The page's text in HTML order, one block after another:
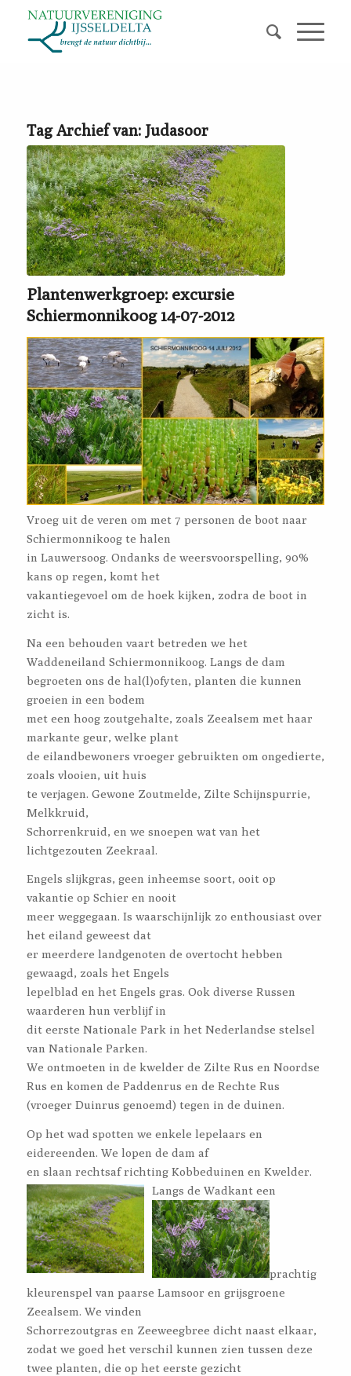
Tag Archief van: Judasoor
Plantenwerkgroep: excursie
Schiermonnikoog 14-07-2012
Vroeg uit de veren om met 7 personen de boot naar
Schiermonnikoog te halen
in Lauwersoog. Ondanks de weersvoorspelling, 90%
kans op regen, komt het
vakantiegevoel om de hoek kijken, zodra de boot in
zicht is.
Na een behouden vaart betreden we het
Waddeneiland Schiermonnikoog. Langs de dam
begroeten ons de hal(l)ofyten, planten die kunnen
groeien in een bodem
met een hoog zoutgehalte, zoals Zeealsem met haar
markante geur, welke plant
de eilandbewoners vroeger gebruikten om ongedierte,
zoals vlooien, uit huis
te verjagen. Gewone Zoutmelde, Zilte Schijnspurrie,
Melkkruid,
Schorrenkruid, en we snoepen wat van het
lichtgezouten Zeekraal.
Engels slijkgras, geen inheemse soort, ooit op
vakantie op Schier en nooit
meer weggegaan. Is waarschijnlijk zo enthousiast over
het eiland geweest dat
er meerdere landgenoten de overtocht hebben
gewaagd, zoals het Engels
lepelblad en het Engels gras. Ook diverse Russen
waarderen hun verblijf in
dit eerste Nationale Park in het Nederlandse stelsel
van Nationale Parken.
We ontmoeten in de kwelder de Zilte Rus en Noordse
Rus en komen de Paddenrus en de Rechte Rus
(vroeger Duinrus genoemd) tegen in de duinen.
Op het wad spotten we enkele lepelaars en
eidereenden. We lopen de dam af
en slaan rechtsaf richting Kobbeduinen en Kwelder.
Langs de Wadkant een
prachtig
kleurenspel van paarse Lamsoor en grijsgroene
Zeealsem. We vinden
Schorrezoutgras en Zeeweegbree dicht naast elkaar,
zodat we goed het verschil kunnen zien tussen deze
twee planten, die op het eerste gezicht